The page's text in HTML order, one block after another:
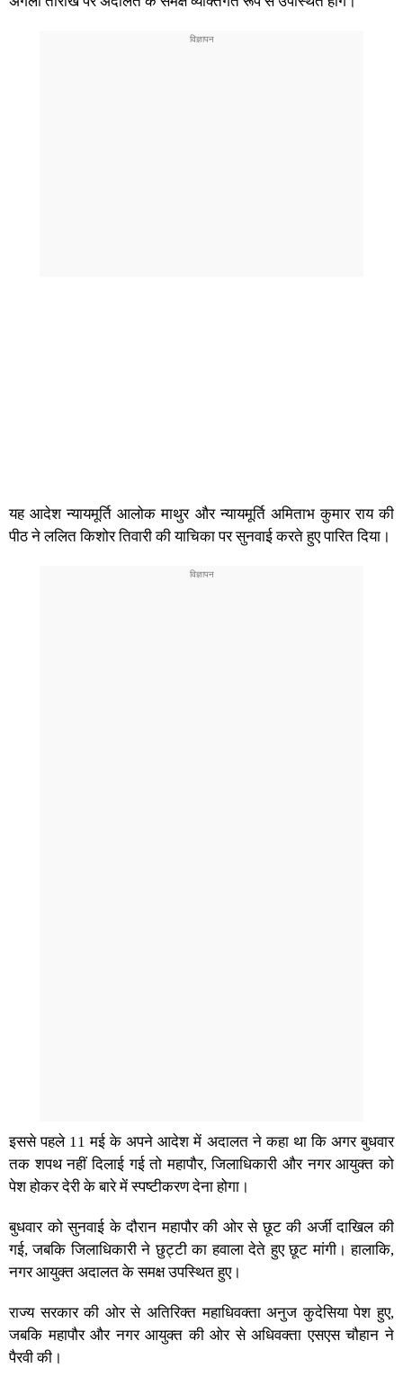
यह आदेश न्यायमूर्ति आलोक माथुर और न्यायमूर्ति अमिताभ कुमार राय की
पीठ ने ललित किशोर तिवारी की याचिका पर सुनवाई करते हुए पारित दिया।
इससे पहले 11 मई के अपने आदेश में अदालत ने कहा था कि अगर बुधवार
तक शपथ नहीं दिलाई गई तो महापौर, जिलाधिकारी और नगर आयुक्त को
पेश होकर देरी के बारे में स्पष्टीकरण देना होगा।
बुधवार को सुनवाई के दौरान महापौर की ओर से छूट की अर्जी दाखिल की
गई, जबकि जिलाधिकारी ने छुट्टी का हवाला देते हुए छूट मांगी। हालाकि,
नगर आयुक्त अदालत के समक्ष उपस्थित हुए।
राज्य सरकार की ओर से अतिरिक्त महाधिवक्ता अनुज कुदेसिया पेश हुए,
जबकि महापौर और नगर आयुक्त की ओर से अधिवक्ता एसएस चौहान ने
पैरवी की।